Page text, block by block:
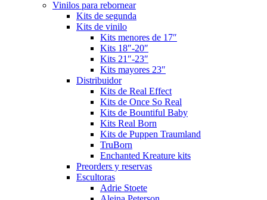
Vinilos para rebornear
Kits de segunda
Kits de vinilo
Kits menores de 17″
Kits 18″-20″
Kits 21″-23″
Kits mayores 23″
Distribuidor
Kits de Real Effect
Kits de Once So Real
Kits de Bountiful Baby
Kits Real Born
Kits de Puppen Traumland
TruBorn
Enchanted Kreature kits
Preorders y reservas
Escultoras
Adrie Stoete